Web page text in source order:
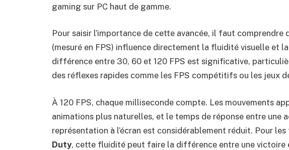
gaming sur PC haut de gamme.
Pour saisir l’importance de cette avancée, il faut
(mesuré en FPS) influence directement la fluidité visuelle et
différence entre 30, 60 et 120 FPS est significative,
des réflexes rapides comme les FPS compétitifs ou les jeux
À 120 FPS, chaque milliseconde compte. Les mouvements
animations plus naturelles, et le temps de réponse entre une
représentation à l’écran est considérablement réduit. Pour
Duty, cette fluidité peut faire la différence entre une victoire